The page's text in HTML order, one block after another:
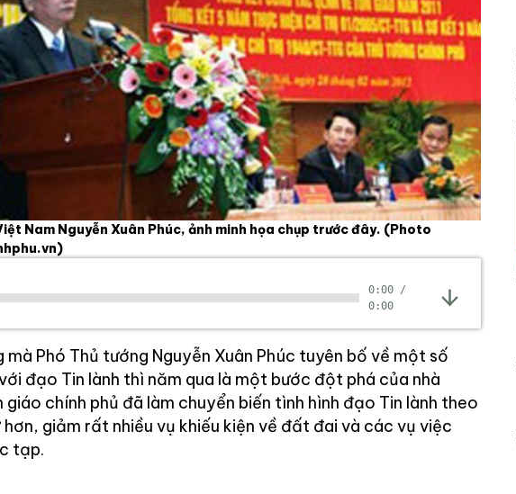
Nam Nguyễn Xuân Phúc, ảnh minh họa chụp trước đây. (Photo
0:00 /
0:00
mà Phó Thủ tướng Nguyễn Xuân Phúc tuyên bố về một số
đạo Tin lành thì năm qua là một bước đột phá của nhà
giáo chính phủ đã làm chuyển biến tình hình đạo Tin lành theo
giảm rất nhiều vụ khiếu kiện về đất đai và các vụ việc
tạp.